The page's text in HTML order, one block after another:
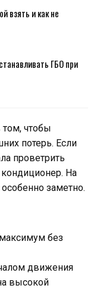
взять и как не
ГБО при
том, чтобы
потерь. Если
проветрить
На
заметно.
без
движения
высокой